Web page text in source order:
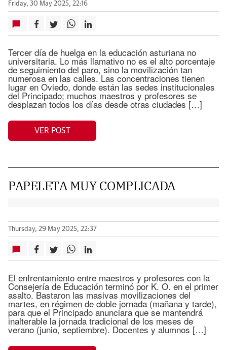
Friday, 30 May 2025, 22:16
Tercer día de huelga en la educación asturiana no
universitaria. Lo más llamativo no es el alto porcentaje
de seguimiento del paro, sino la movilización tan
numerosa en las calles. Las concentraciones tienen
lugar en Oviedo, donde están las sedes institucionales
del Principado; muchos maestros y profesores se
desplazan todos los días desde otras ciudades […]
VER POST
PAPELETA MUY COMPLICADA
Thursday, 29 May 2025, 22:37
El enfrentamiento entre maestros y profesores con la
Consejería de Educación terminó por K. O. en el primer
asalto. Bastaron las masivas movilizaciones del
martes, en régimen de doble jornada (mañana y tarde),
para que el Principado anunciara que se mantendrá
inalterable la jornada tradicional de los meses de
verano (junio, septiembre). Docentes y alumnos […]